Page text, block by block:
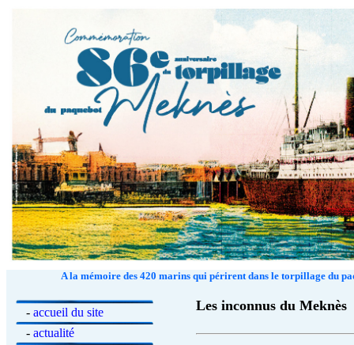
A la mémoire des 420 marins qui périrent dans le torpillage du
- accueil du site
- actualité
Les inconnus du Meknès